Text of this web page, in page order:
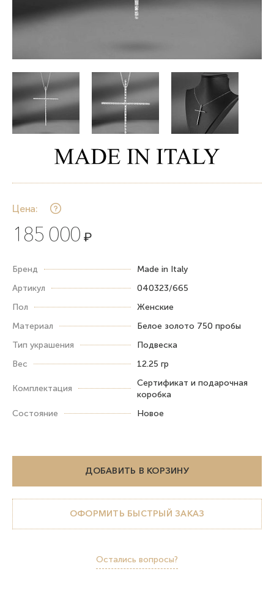
Цена:
185 000 ₽
Бренд
Made in Italy
Артикул
040323/665
Пол
Женские
Материал
Белое золото 750 пробы
Тип украшения
Подвеска
Вес
12.25 гр
Комплектация
Сертификат и подарочная
коробка
Состояние
Новое
ДОБАВИТЬ В КОРЗИНУ
ОФОРМИТЬ БЫСТРЫЙ ЗАКАЗ
Остались вопросы?